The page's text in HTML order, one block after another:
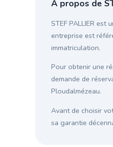
À propos de
STEF PALLIER
entreprise est
immatriculation.
Pour obtenir une
demande de
Ploudalmézeau.
Avant de choisir
sa garantie